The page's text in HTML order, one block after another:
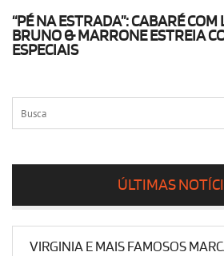
“PÉ NA ESTRADA”: CABARÉ
BRUNO & MARRONE ESTREIA
ESPECIAIS
ÚLTIMAS
VIRGINIA E MAIS FAMOSOS